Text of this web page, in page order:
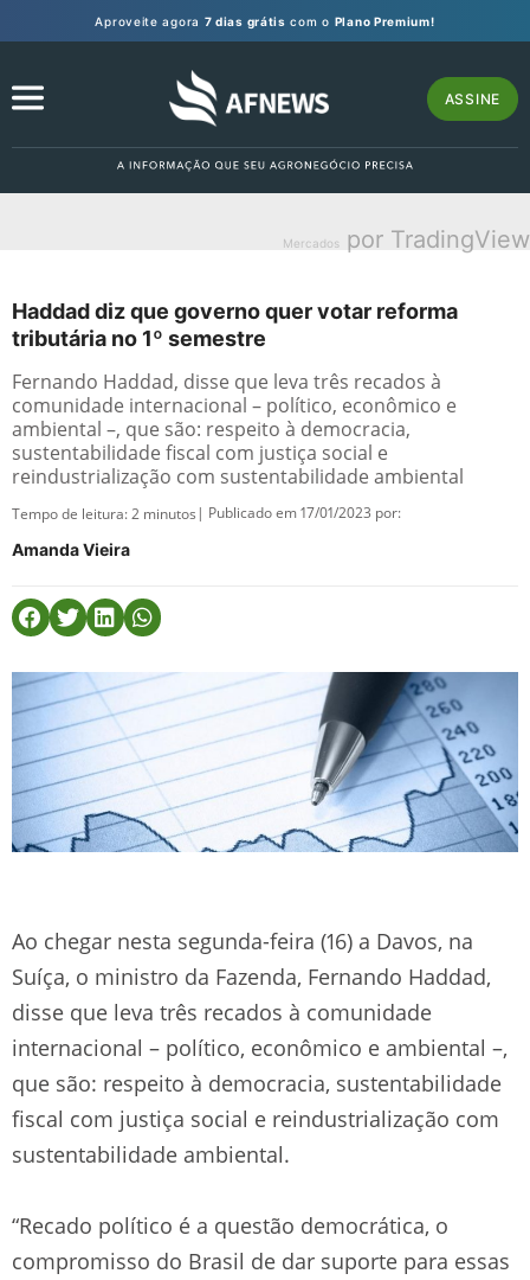
Aproveite agora 7 dias grátis com o Plano Premium!
ASSINE
Mercados por TradingView
Haddad diz que governo quer votar reforma
tributária no 1º semestre
Fernando Haddad, disse que leva três recados à
comunidade internacional – político, econômico e
ambiental –, que são: respeito à democracia,
sustentabilidade fiscal com justiça social e
reindustrialização com sustentabilidade ambiental
Tempo de leitura:2 minutos | Publicado em 17/01/2023 por:
Amanda Vieira
Ao chegar nesta segunda-feira (16) a Davos, na
Suíça, o ministro da Fazenda, Fernando Haddad,
disse que leva três recados à comunidade
internacional – político, econômico e ambiental –,
que são: respeito à democracia, sustentabilidade
fiscal com justiça social e reindustrialização com
sustentabilidade ambiental.
“Recado político é a questão democrática, o
compromisso do Brasil de dar suporte para essas